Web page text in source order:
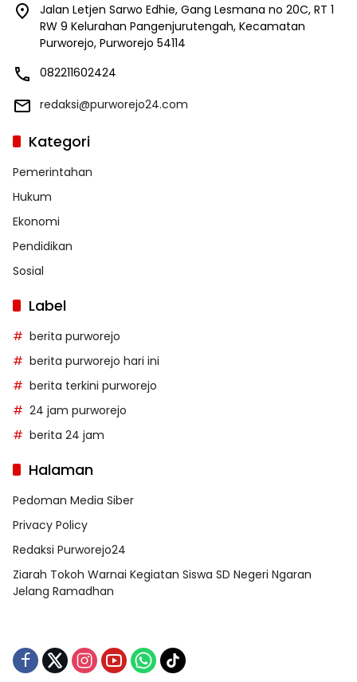
Jalan Letjen Sarwo Edhie, Gang Lesmana no 20C, RT 1
RW 9 Kelurahan Pangenjurutengah, Kecamatan
Purworejo, Purworejo 54114
082211602424
redaksi@purworejo24.com
Kategori
Pemerintahan
Hukum
Ekonomi
Pendidikan
Sosial
Label
berita purworejo
berita purworejo hari ini
berita terkini purworejo
24 jam purworejo
berita 24 jam
Halaman
Pedoman Media Siber
Privacy Policy
Redaksi Purworejo24
Ziarah Tokoh Warnai Kegiatan Siswa SD Negeri Ngaran
Jelang Ramadhan